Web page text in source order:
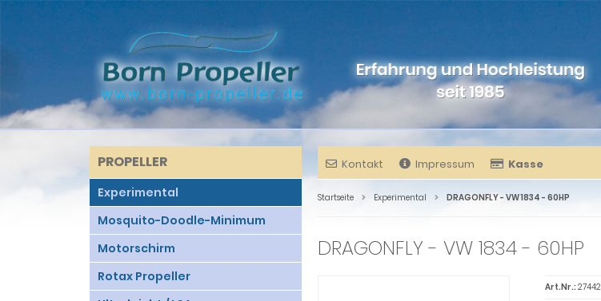
Kontakt Impressum Kasse
Startseite Experimental DRAGONFLY - VW 1834 - 60HP
DRAGONFLY - VW 1834 - 60HP
Art.Nr.: 27442
PROPELLER
Experimental
Mosquito-Doodle-Minimum
Motorschirm
Rotax Propeller